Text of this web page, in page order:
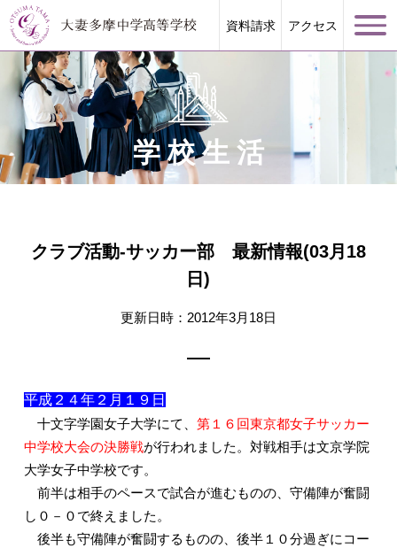
資料請求 アクセス
学校案内
入試情報
学校生活
クラブ活動-サッカー部 最新情報(03月18
日)
更新日時：2012年3月18日
平成２４年２月１９日
十文字学園女子大学にて、 第１６回東京都女子サッカー
中学校大会の決勝戦が行われました。対戦相手は文京学院
大学女子中学校です。
前半は相手のペースで試合が進むものの、守備陣が奮闘
し０－０で終えました。
後半も守備陣が奮闘するものの、後半１０分過ぎにコー